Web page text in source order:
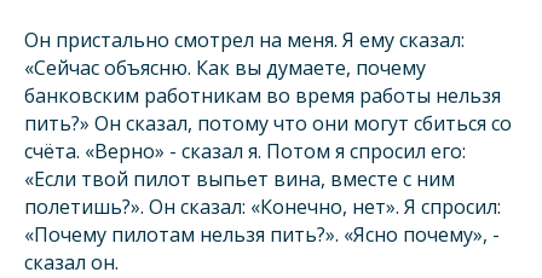
Он пристально смотрел на меня. Я ему сказал:
«Сейчас объясню. Как вы думаете, почему
банковским работникам во время работы нельзя
пить?» Он сказал, потому что они могут сбиться со
счёта. «Верно» - сказал я. Потом я спросил его:
«Если твой пилот выпьет вина, вместе с ним
полетишь?». Он сказал: «Конечно, нет». Я спросил:
«Почему пилотам нельзя пить?». «Ясно почему», -
сказал он.